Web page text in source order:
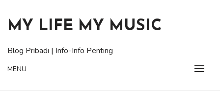
content
MY LIFE MY MUSIC
Blog Pribadi | Info-Info Penting
MENU